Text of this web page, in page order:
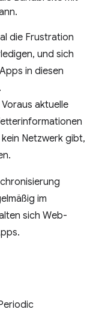
die Frustration
und sich
in diesen
aktuelle
Netzwerk gibt,
im
sich Web-